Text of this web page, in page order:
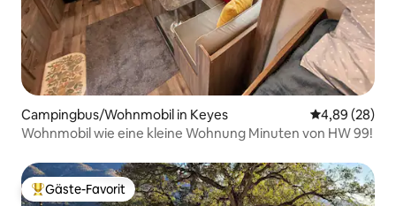
Campingbus/Wohnmobil in Keyes
4,89 (28)
Wohnmobil wie eine kleine Wohnung Minuten von HW 99!
Beliebter Gäste-Favorit.
Gäste-Favorit